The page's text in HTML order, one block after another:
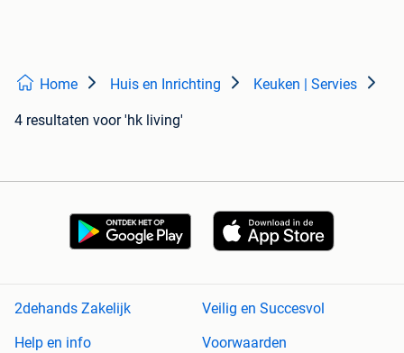
Home Huis en Inrichting Keuken | Servies
4 resultaten voor 'hk living'
2dehands Zakelijk
Veilig en Succesvol
Help en info
Voorwaarden